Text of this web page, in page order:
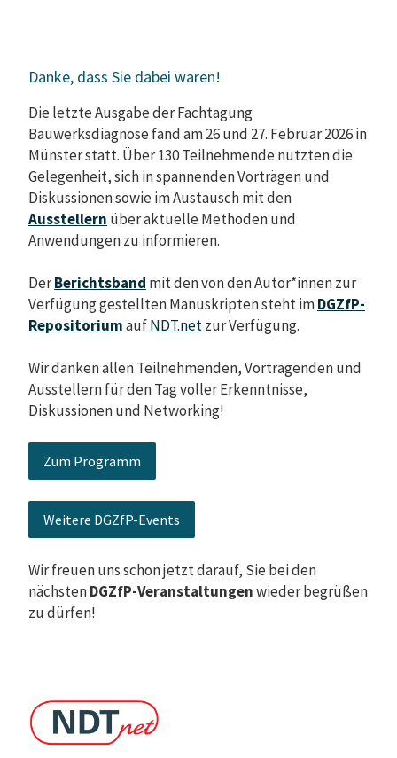
Danke, dass Sie dabei waren!
Die letzte Ausgabe der Fachtagung
Bauwerksdiagnose fand am 26 und 27. Februar 2026 in
Münster statt. Über 130 Teilnehmende nutzten die
Gelegenheit, sich in spannenden Vorträgen und
Diskussionen sowie im Austausch mit den
Ausstellern über aktuelle Methoden und
Anwendungen zu informieren.
DerBerichtsband mit den von den Autor*innen zur
Verfügung gestellten Manuskripten steht imDGZfP-
RepositoriumaufNDT.netzur Verfügung.
Wir danken allen Teilnehmenden, Vortragenden und
Ausstellern für den Tag voller Erkenntnisse,
Diskussionen und Networking!
Zum Programm
Weitere DGZfP-Events
Wir freuen uns schon jetzt darauf, Sie bei den
nächstenDGZfP-Veranstaltungenwieder begrüßen
zu dürfen!